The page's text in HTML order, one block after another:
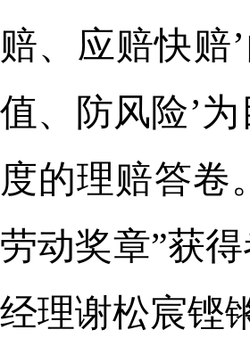
赔、应赔快赔
值、防风险’
度的理赔答卷
劳动奖章”获
经理谢松宸铿